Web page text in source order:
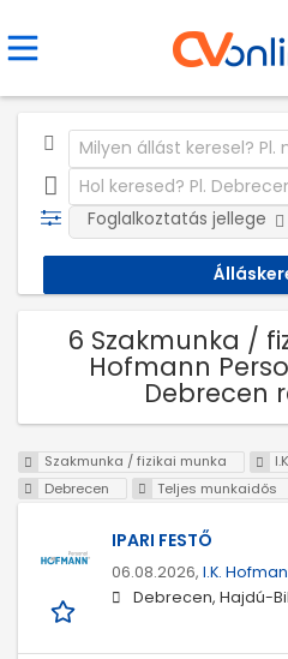
Foglalkoztatás jellege
6 Szakmunka /
Hofmann
Debrecen
Szakmunka / fizikai munka
Debrecen
Teljes munkaidős
IPARI FESTŐ
06.08.2026, I.K.
Debrecen, Hajdú-